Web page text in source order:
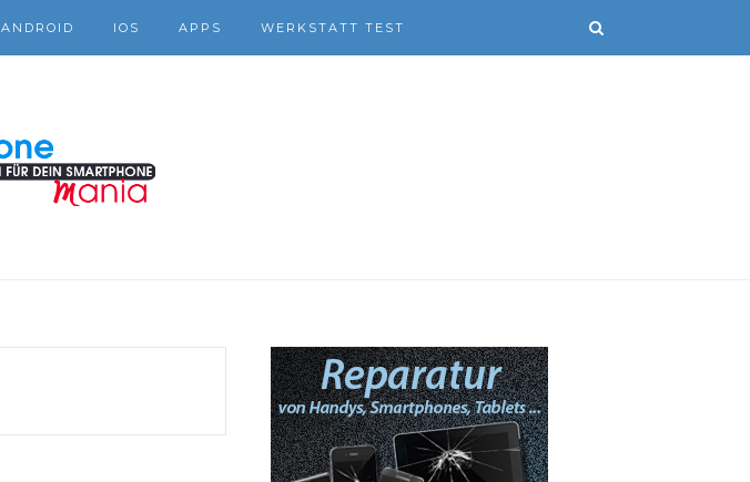
ANDROID IOS APPS WERKSTATT TEST